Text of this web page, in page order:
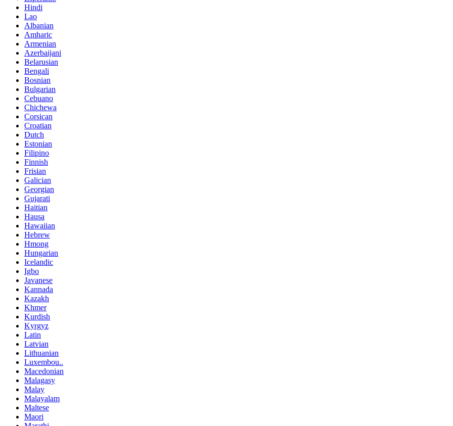
Hindi
Lao
Albanian
Amharic
Armenian
Azerbaijani
Belarusian
Bengali
Bosnian
Bulgarian
Cebuano
Chichewa
Corsican
Croatian
Dutch
Estonian
Filipino
Finnish
Frisian
Galician
Georgian
Gujarati
Haitian
Hausa
Hawaiian
Hebrew
Hmong
Hungarian
Icelandic
Igbo
Javanese
Kannada
Kazakh
Khmer
Kurdish
Kyrgyz
Latin
Latvian
Lithuanian
Luxembou..
Macedonian
Malagasy
Malay
Malayalam
Maltese
Maori